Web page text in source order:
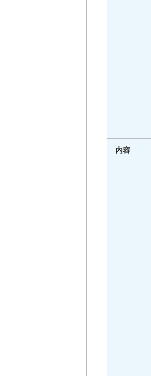
内容